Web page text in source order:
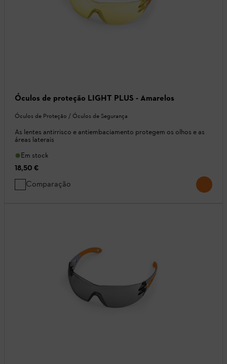
Óculos de proteção LIGHT PLUS - Amarelos
Óculos de Proteção / Óculos de Segurança
As lentes antirrisco e antiembaciamento protegem os olhos e as
áreas laterais
Em stock
18,50 €
Comparação